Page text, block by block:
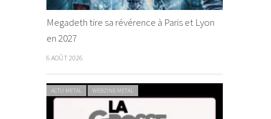
Megadeth tire sa révérence à Paris et Lyon
en 2027
6 AOÛT 2026
ACTU METAL WEBZINE METAL